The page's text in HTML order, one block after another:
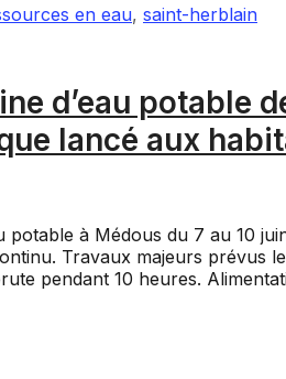
en eau, saint-herblain
d’eau potable
lancé aux
potable à Médous du 7 au 10
Travaux majeurs prévus
pendant 10 heures.